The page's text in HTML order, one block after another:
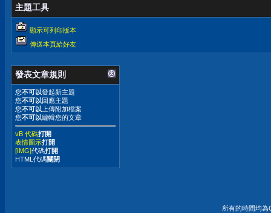
主題工具
顯示可列印版本
傳送本頁給好友
發表文章規則
您不可以發起新主題
您不可以回應主題
您不可以 上傳附加檔案
您不可以編輯您的文章
vB 代碼打開
表情圖示打開
[IMG]代碼打開
HTML代碼關閉
所有的時間均為